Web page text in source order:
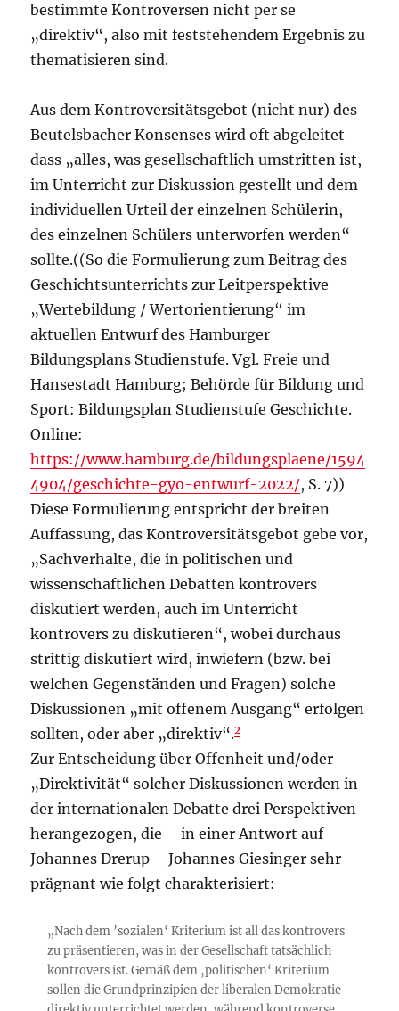
bestimmte Kontroversen nicht per se
„direktiv“, also mit feststehendem Ergebnis zu
thematisieren sind.
Aus dem Kontroversitätsgebot (nicht nur) des
Beutelsbacher Konsenses wird oft abgeleitet
dass „alles, was gesellschaftlich umstritten ist,
im Unterricht zur Diskussion gestellt und dem
individuellen Urteil der einzelnen Schülerin,
des einzelnen Schülers unterworfen werden“
sollte.((So die Formulierung zum Beitrag des
Geschichtsunterrichts zur Leitperspektive
„Wertebildung / Wertorientierung“ im
aktuellen Entwurf des Hamburger
Bildungsplans Studienstufe. Vgl. Freie und
Hansestadt Hamburg; Behörde für Bildung und
Sport: Bildungsplan Studienstufe Geschichte.
Online:
https://www.hamburg.de/bildungsplaene/1594
4904/geschichte-gyo-entwurf-2022/, S. 7))
Diese Formulierung entspricht der breiten
Auffassung, das Kontroversitätsgebot gebe vor,
„Sachverhalte, die in politischen und
wissenschaftlichen Debatten kontrovers
diskutiert werden, auch im Unterricht
kontrovers zu diskutieren“, wobei durchaus
strittig diskutiert wird, inwiefern (bzw. bei
welchen Gegenständen und Fragen) solche
Diskussionen „mit offenem Ausgang“ erfolgen
sollten, oder aber „direktiv“.2
Zur Entscheidung über Offenheit und/oder
„Direktivität“ solcher Diskussionen werden in
der internationalen Debatte drei Perspektiven
herangezogen, die – in einer Antwort auf
Johannes Drerup – Johannes Giesinger sehr
prägnant wie folgt charakterisiert:
„Nach dem ’sozialen‘ Kriterium ist all das kontrovers
zu präsentieren, was in der Gesellschaft tatsächlich
kontrovers ist. Gemäß dem ‚politischen‘ Kriterium
sollen die Grundprinzipien der liberalen Demokratie